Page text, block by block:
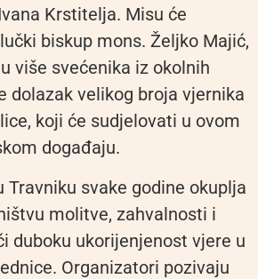
Krstitelja. Misu će
biskup mons. Željko Majić,
više svećenika iz okolnih
dolazak velikog broja vjernika
koji će sudjelovati u ovom
događaju.
Travniku svake godine okuplja
molitve, zahvalnosti i
duboku ukorijenjenost vjere u
Organizatori pozivaju